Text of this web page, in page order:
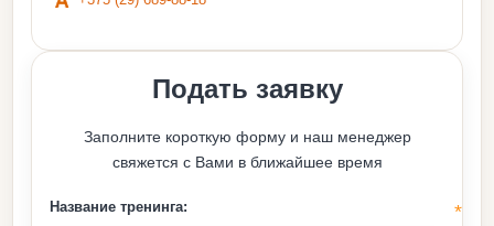
Подать заявку
Заполните короткую форму и наш менеджер
свяжется с Вами в ближайшее время
Название тренинга: